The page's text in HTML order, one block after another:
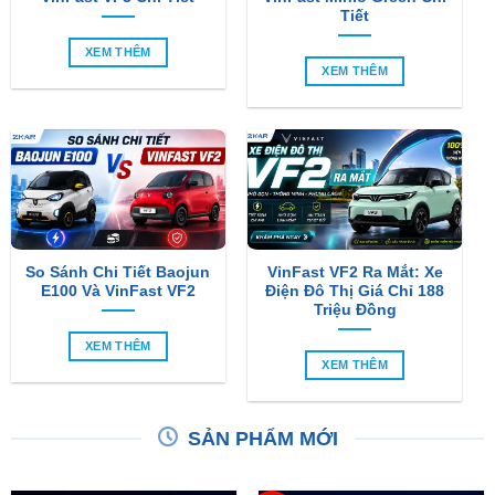
XEM THÊM
Tiết
XEM THÊM
So Sánh Chi Tiết Baojun
E100 Và VinFast VF2
XEM THÊM
VinFast VF2 Ra Mắt: Xe
Điện Đô Thị Giá Chỉ 188
Triệu Đồng
XEM THÊM
SẢN PHẨM MỚI